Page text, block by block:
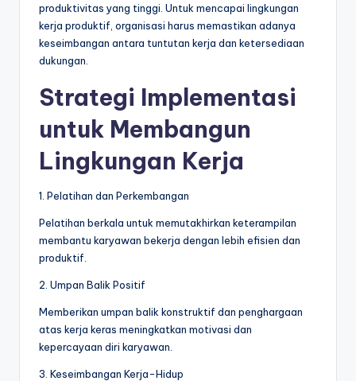
produktivitas yang tinggi. Untuk mencapai lingkungan
kerja produktif, organisasi harus memastikan adanya
keseimbangan antara tuntutan kerja dan ketersediaan
dukungan.
Strategi Implementasi
untuk Membangun
Lingkungan Kerja
1. Pelatihan dan Perkembangan
Pelatihan berkala untuk memutakhirkan keterampilan
membantu karyawan bekerja dengan lebih efisien dan
produktif.
2. Umpan Balik Positif
Memberikan umpan balik konstruktif dan penghargaan
atas kerja keras meningkatkan motivasi dan
kepercayaan diri karyawan.
3. Keseimbangan Kerja-Hidup